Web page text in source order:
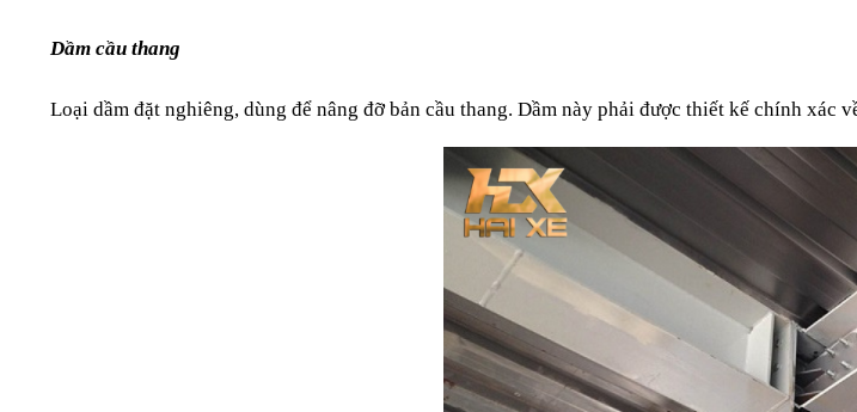
Dầm cầu thang
Loại dầm đặt nghiêng, dùng để nâng đỡ bản cầu thang. Dầm này phải được thiết kế chính xác